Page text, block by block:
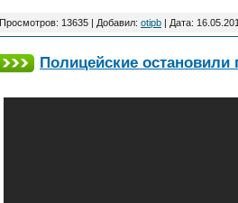
Просмотров: 13635 | Добавил: otipb | Дата:
Полицейские